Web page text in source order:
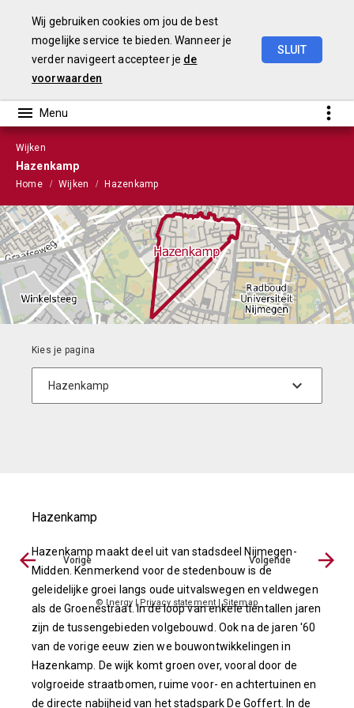
Wij gebruiken cookies om jou de best
mogelijke service te bieden. Wanneer je
verder navigeert accepteer je de
voorwaarden
SLUIT
Wijken
Hazenkamp
Home Wijken Hazenkamp
Hazenkamp
Hazenkamp maakt deel uit van stadsdeel Nijmegen-
Midden. Kenmerkend voor de stedenbouw is de
geleidelijke groei langs oude uitvalswegen en veldwegen
als de Groenestraat. In de loop van enkele tientallen jaren
zijn de tussengebieden volgebouwd. Ook na de jaren '60
van de vorige eeuw zien we bouwontwikkelingen in
Hazenkamp. De wijk komt groen over, vooral door de
volgroeide straatbomen, ruime voor- en achtertuinen en
de directe nabijheid van het stadspark De Goffert. In de
Vorige Volgende
© Inergy | Privacy statement|Sitemap